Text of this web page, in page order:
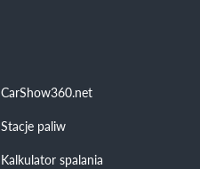
CarShow360.net
Stacje paliw
Kalkulator spalania